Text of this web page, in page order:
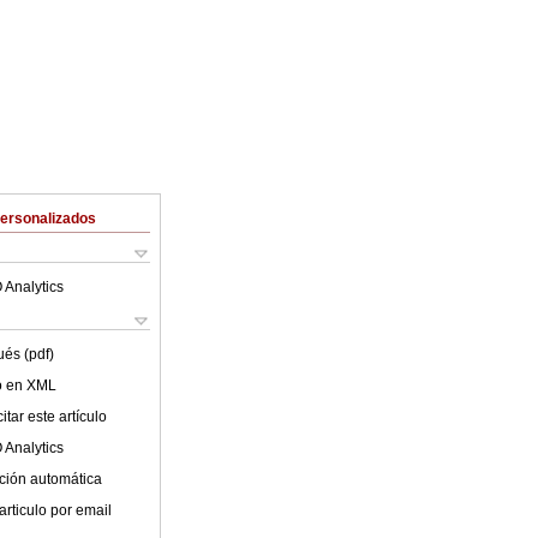
Analytics
(pdf)
en XML
este artículo
Analytics
automática
por email